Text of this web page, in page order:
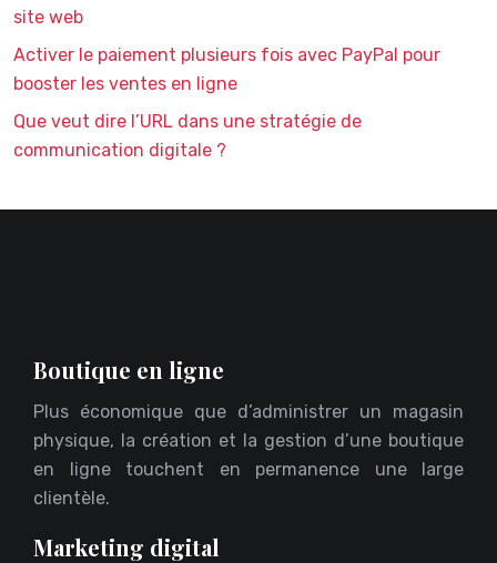
site web
Activer le paiement plusieurs fois avec PayPal pour
booster les ventes en ligne
Que veut dire l’URL dans une stratégie de
communication digitale ?
Boutique en ligne
Plus économique que d’administrer un magasin
physique, la création et la gestion d’une boutique
en ligne touchent en permanence une large
clientèle.
Marketing digital